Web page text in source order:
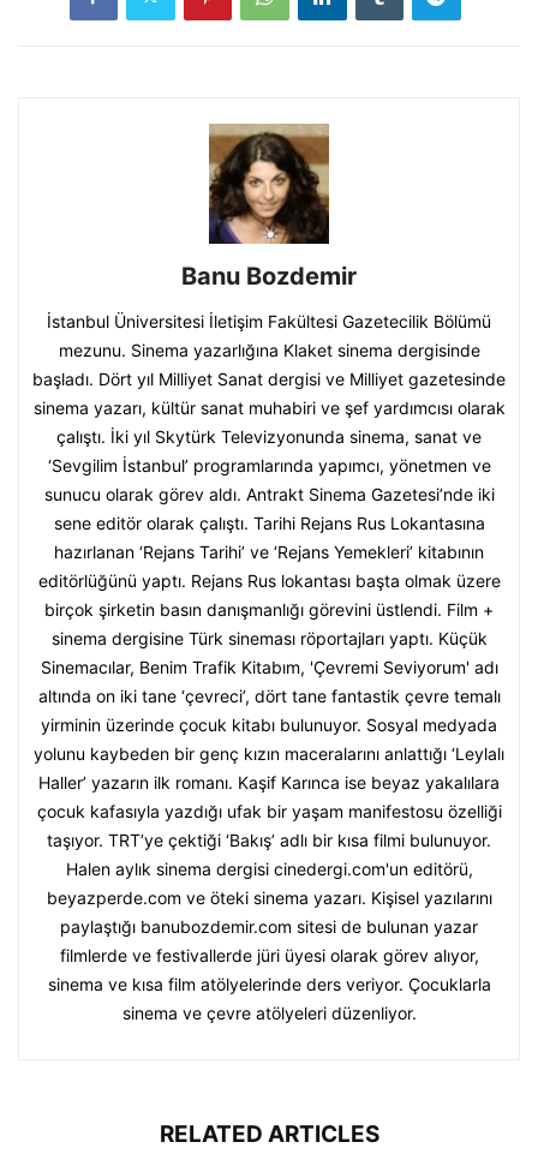
Banu Bozdemir
İstanbul Üniversitesi İletişim Fakültesi Gazetecilik Bölümü
mezunu. Sinema yazarlığına Klaket sinema dergisinde
başladı. Dört yıl Milliyet Sanat dergisi ve Milliyet gazetesinde
sinema yazarı, kültür sanat muhabiri ve şef yardımcısı olarak
çalıştı. İki yıl Skytürk Televizyonunda sinema, sanat ve
‘Sevgilim İstanbul’ programlarında yapımcı, yönetmen ve
sunucu olarak görev aldı. Antrakt Sinema Gazetesi’nde iki
sene editör olarak çalıştı. Tarihi Rejans Rus Lokantasına
hazırlanan ‘Rejans Tarihi’ ve ‘Rejans Yemekleri’ kitabının
editörlüğünü yaptı. Rejans Rus lokantası başta olmak üzere
birçok şirketin basın danışmanlığı görevini üstlendi. Film +
sinema dergisine Türk sineması röportajları yaptı. Küçük
Sinemacılar, Benim Trafik Kitabım, 'Çevremi Seviyorum' adı
altında on iki tane ‘çevreci’, dört tane fantastik çevre temalı
yirminin üzerinde çocuk kitabı bulunuyor. Sosyal medyada
yolunu kaybeden bir genç kızın maceralarını anlattığı ‘Leylalı
Haller’ yazarın ilk romanı. Kaşif Karınca ise beyaz yakalılara
çocuk kafasıyla yazdığı ufak bir yaşam manifestosu özelliği
taşıyor. TRT’ye çektiği ‘Bakış’ adlı bir kısa filmi bulunuyor.
Halen aylık sinema dergisi cinedergi.com'un editörü,
beyazperde.com ve öteki sinema yazarı. Kişisel yazılarını
paylaştığı banubozdemir.com sitesi de bulunan yazar
filmlerde ve festivallerde jüri üyesi olarak görev alıyor,
sinema ve kısa film atölyelerinde ders veriyor. Çocuklarla
sinema ve çevre atölyeleri düzenliyor.
RELATED ARTICLES